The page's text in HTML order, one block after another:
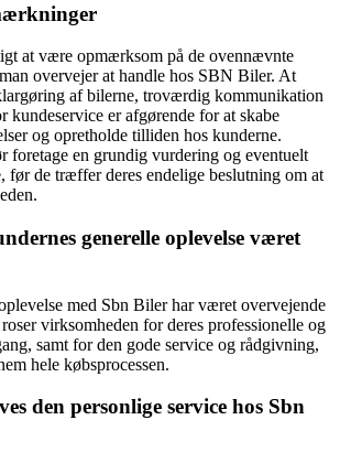
at være opmærksom på de ovennævnte
overvejer at handle hos SBN Biler. At
af bilerne, troværdig kommunikation
kundeservice er afgørende for at skabe
og opretholde tilliden hos kunderne.
foretage en grundig vurdering og eventuelt
før de træffer deres endelige beslutning om at
generelle oplevelse været
med Sbn Biler har været overvejende
virksomheden for deres professionelle og
samt for den gode service og rådgivning,
hele købsprocessen.
den personlige service hos Sbn